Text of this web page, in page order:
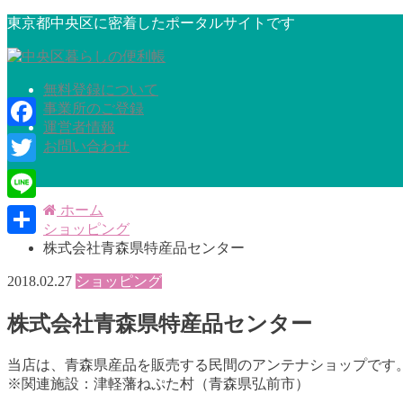
東京都中央区に密着したポータルサイトです
無料登録について
事業所のご登録
運営者情報
お問い合わせ
ホーム
ショッピング
株式会社青森県特産品センター
2018.02.27 ショッピング
株式会社青森県特産品センター
当店は、青森県産品を販売する民間のアンテナショップです
※関連施設：津軽藩ねぷた村（青森県弘前市）
Facebook
Twitter
Line
有